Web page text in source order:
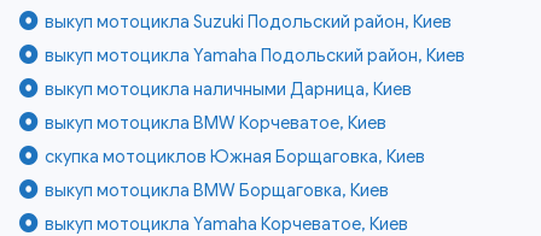
выкуп мотоцикла Suzuki Подольский район, Киев
выкуп мотоцикла Yamaha Подольский район, Киев
выкуп мотоцикла наличными Дарница, Киев
выкуп мотоцикла BMW Корчеватое, Киев
скупка мотоциклов Южная Борщаговка, Киев
выкуп мотоцикла BMW Борщаговка, Киев
выкуп мотоцикла Yamaha Корчеватое, Киев